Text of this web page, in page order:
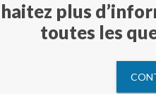
plus
toutes les